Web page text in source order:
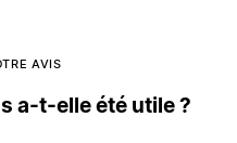
AVIS
a-t-elle été utile ?